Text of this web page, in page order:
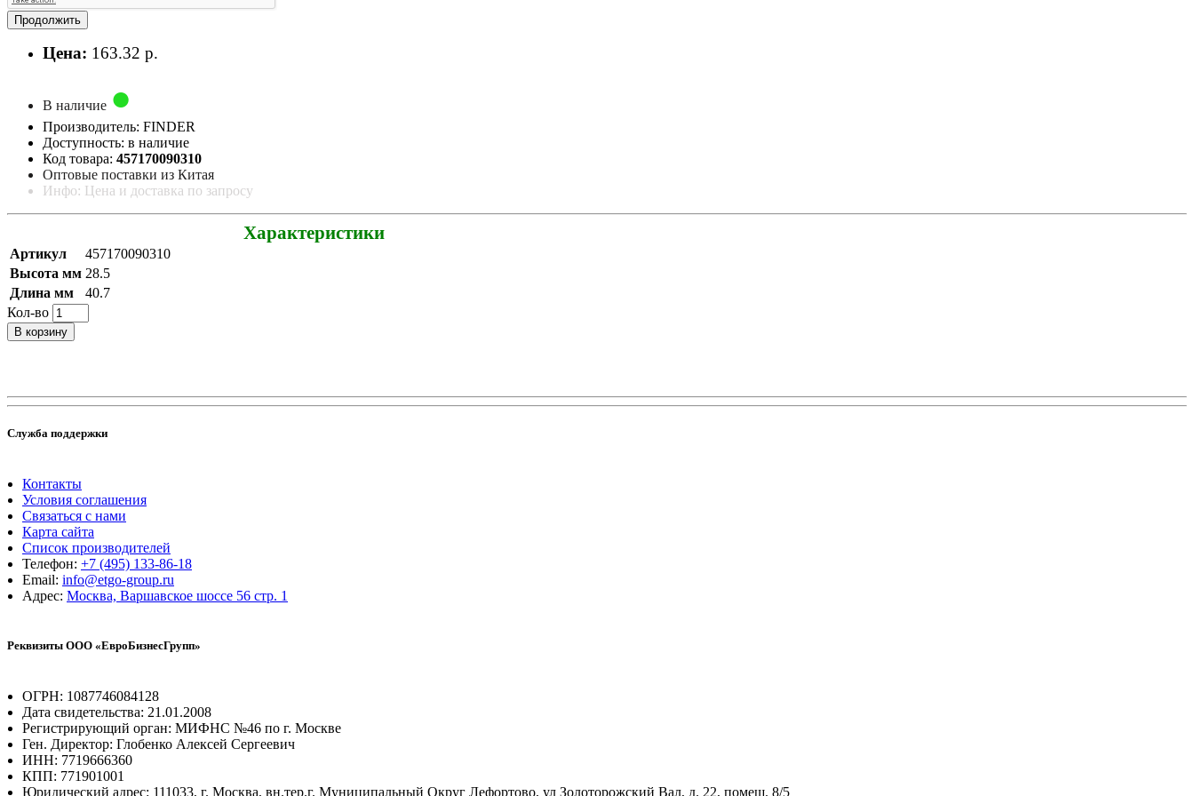
Продолжить
Цена: 163.32 р.
В наличие
Производитель: FINDER
Доступность: в наличие
Код товара: 457170090310
Оптовые поставки из Китая
Инфо: Цена и доставка по запросу
Характеристики
Артикул
457170090310
Высота мм 28.5
Длина мм
40.7
Кол-во
В корзину
Служба поддержки
Контакты
Условия соглашения
Связаться с нами
Карта сайта
Список производителей
Телефон: +7 (495) 133-86-18
Email: info@etgo-group.ru
Адрес: Москва, Варшавское шоссе 56 стр. 1
Реквизиты ООО «ЕвроБизнесГрупп»
ОГРН: 1087746084128
Дата свидетельства: 21.01.2008
Регистрирующий орган: МИФНС №46 по г. Москве
Ген. Директор: Глобенко Алексей Сергеевич
ИНН: 7719666360
КПП: 771901001
Юридический адрес: 111033, г. Москва, вн.тер.г. Муниципальный Округ Лефортово, ул Золоторожский Вал, д. 22, помещ. 8/5